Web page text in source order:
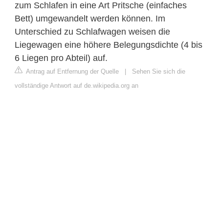
zum Schlafen in eine Art Pritsche (einfaches
Bett) umgewandelt werden können. Im
Unterschied zu Schlafwagen weisen die
Liegewagen eine höhere Belegungsdichte (4 bis
6 Liegen pro Abteil) auf.
Antrag auf Entfernung der Quelle
Sehen Sie sich die
vollständige Antwort auf de.wikipedia.org an